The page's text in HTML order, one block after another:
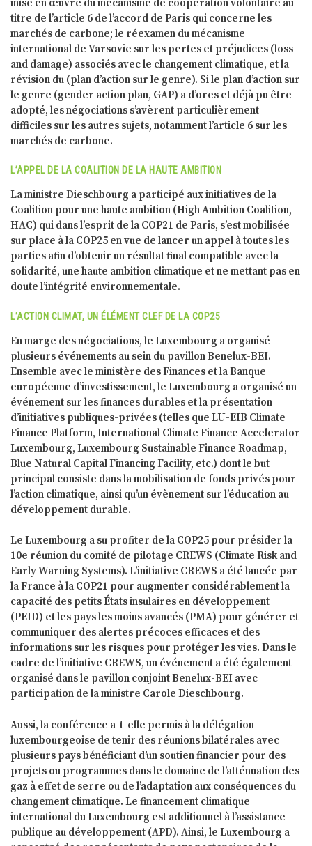
mise en œuvre du mécanisme de coopération volontaire au
titre de l’article 6 de l’accord de Paris qui concerne les
marchés de carbone; le réexamen du mécanisme
international de Varsovie sur les pertes et préjudices (loss
and damage) associés avec le changement climatique, et la
révision du (plan d’action sur le genre). Si le plan d’action sur
le genre (gender action plan, GAP) a d’ores et déjà pu être
adopté, les négociations s’avèrent particulièrement
difficiles sur les autres sujets, notamment l’article 6 sur les
marchés de carbone.
L’APPEL DE LA COALITION DE LA HAUTE AMBITION
La ministre Dieschbourg a participé aux initiatives de la
Coalition pour une haute ambition (High Ambition Coalition,
HAC) qui dans l’esprit de la COP21 de Paris, s’est mobilisée
sur place à la COP25 en vue de lancer un appel à toutes les
parties afin d’obtenir un résultat final compatible avec la
solidarité, une haute ambition climatique et ne mettant pas en
doute l’intégrité environnementale.
L’ACTION CLIMAT, UN ÉLÉMENT CLEF DE LA COP25
En marge des négociations, le Luxembourg a organisé
plusieurs événements au sein du pavillon Benelux-BEI.
Ensemble avec le ministère des Finances et la Banque
européenne d’investissement, le Luxembourg a organisé un
événement sur les finances durables et la présentation
d’initiatives publiques-privées (telles que LU-EIB Climate
Finance Platform, International Climate Finance Accelerator
Luxembourg, Luxembourg Sustainable Finance Roadmap,
Blue Natural Capital Financing Facility, etc.) dont le but
principal consiste dans la mobilisation de fonds privés pour
l’action climatique, ainsi qu’un évènement sur l’éducation au
développement durable.
Le Luxembourg a su profiter de la COP25 pour présider la
10e réunion du comité de pilotage CREWS (Climate Risk and
Early Warning Systems). L’initiative CREWS a été lancée par
la France à la COP21 pour augmenter considérablement la
capacité des petits États insulaires en développement
(PEID) et les pays les moins avancés (PMA) pour générer et
communiquer des alertes précoces efficaces et des
informations sur les risques pour protéger les vies. Dans le
cadre de l’initiative CREWS, un événement a été également
organisé dans le pavillon conjoint Benelux-BEI avec
participation de la ministre Carole Dieschbourg.
Aussi, la conférence a-t-elle permis à la délégation
luxembourgeoise de tenir des réunions bilatérales avec
plusieurs pays bénéficiant d’un soutien financier pour des
projets ou programmes dans le domaine de l’atténuation des
gaz à effet de serre ou de l’adaptation aux conséquences du
changement climatique. Le financement climatique
international du Luxembourg est additionnel à l’assistance
publique au développement (APD). Ainsi, le Luxembourg a